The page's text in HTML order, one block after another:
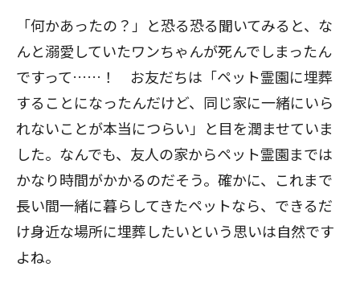
「何かあったの？」と恐る恐る聞いてみると、な
んと溺愛していたワンちゃんが死んでしまったん
ですって……！ お友だちは「ペット霊園に埋葬
することになったんだけど、同じ家に一緒にいら
れないことが本当につらい」と目を潤ませていま
した。なんでも、友人の家からペット霊園までは
かなり時間がかかるのだそう。確かに、これまで
長い間一緒に暮らしてきたペットなら、できるだ
け身近な場所に埋葬したいという思いは自然です
よね。